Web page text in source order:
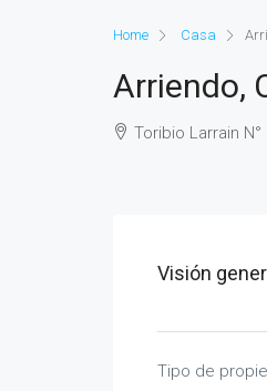
Home Casa
Arriendo,
Toribio Larrain
Visión
Tipo de